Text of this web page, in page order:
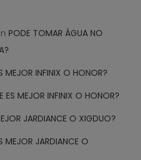
PODE TOMAR ÁGUA NO
MEJOR INFINIX O HONOR?
ES MEJOR INFINIX O HONOR?
JARDIANCE O XIGDUO?
MEJOR JARDIANCE O